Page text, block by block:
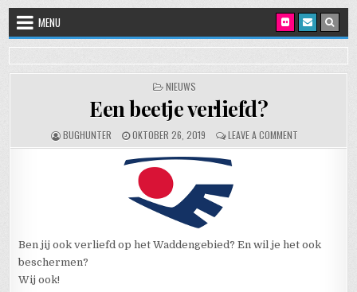
Skip to content
MENU
POSTED IN
NIEUWS
Een beetje verliefd?
AUTHOR:
BUGHUNTER PUBLISHED DATE:
OKTOBER 26, 2019 LEAVE A COMMENT
Ben jij ook verliefd op het Waddengebied? En wil je het ook
beschermen?
Wij ook!